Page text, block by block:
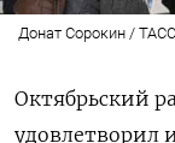
Донат Сорокин / ТАСС
Октябрьский
удовлетворил